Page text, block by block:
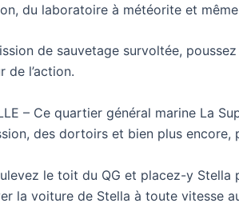
du laboratoire à météorite et
de sauvetage survoltée,
de l’action.
– Ce quartier général marine
des dortoirs et bien plus
le toit du QG et placez-y
la voiture de Stella à toute vitesse